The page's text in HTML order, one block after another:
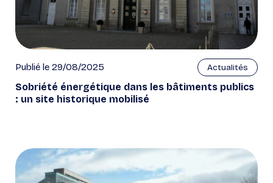
Publié le 29/08/2025 Actualités
Sobriété énergétique dans les bâtiments publics
: un site historique mobilisé